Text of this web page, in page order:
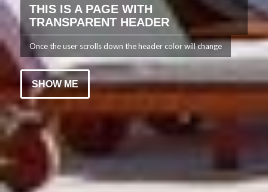
THIS IS A PAGE WITH
TRANSPARENT HEADER
Once the user scrolls down the header color will change
SHOW ME